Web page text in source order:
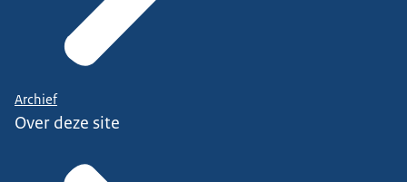
Archief
Over deze site